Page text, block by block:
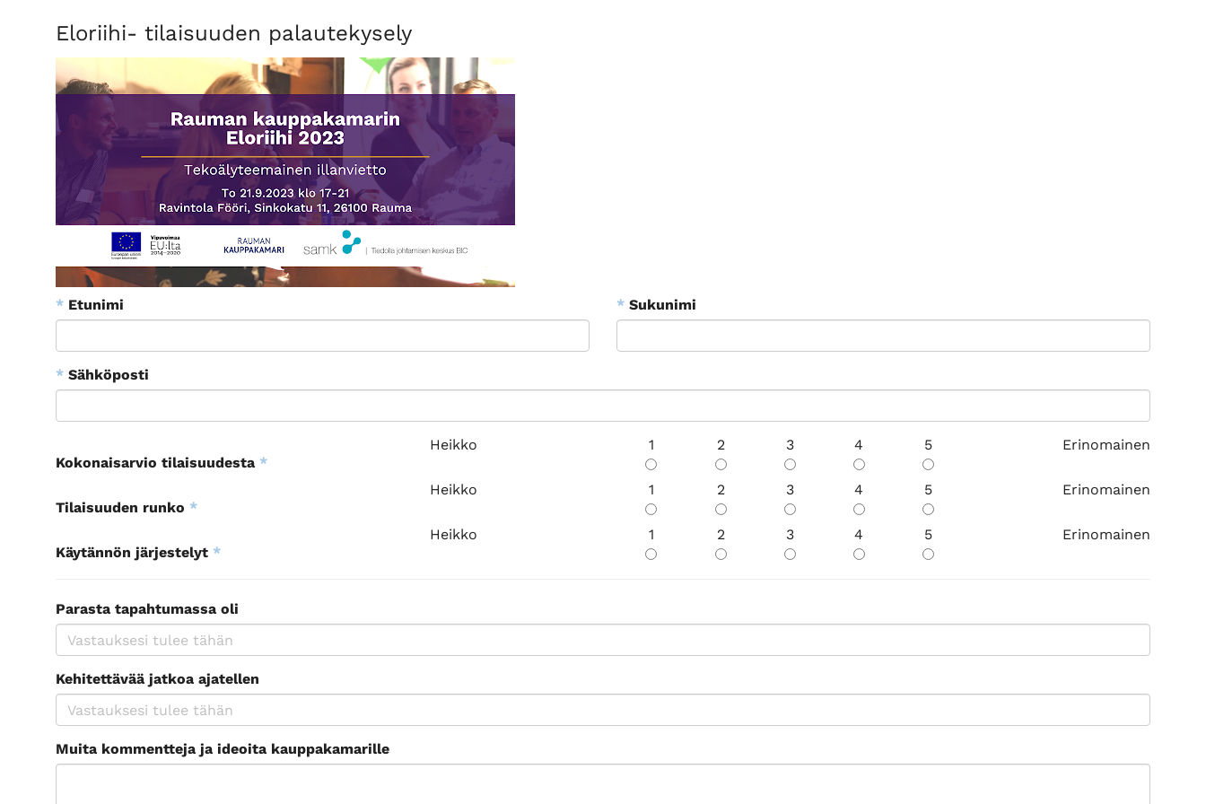
Eloriihi- tilaisuuden palautekysely
* Etunimi * Sukunimi
* Sähköposti
Kokonaisarvio tilaisuudesta *
Heikko 1 2 3 4 5 Erinomainen
Tilaisuuden runko *
Heikko 1 2 3 4 5 Erinomainen
Käytännön järjestelyt *
Heikko 1 2 3 4 5 Erinomainen
Parasta tapahtumassa oli
Kehitettävää jatkoa ajatellen
Muita kommentteja ja ideoita kauppakamarille